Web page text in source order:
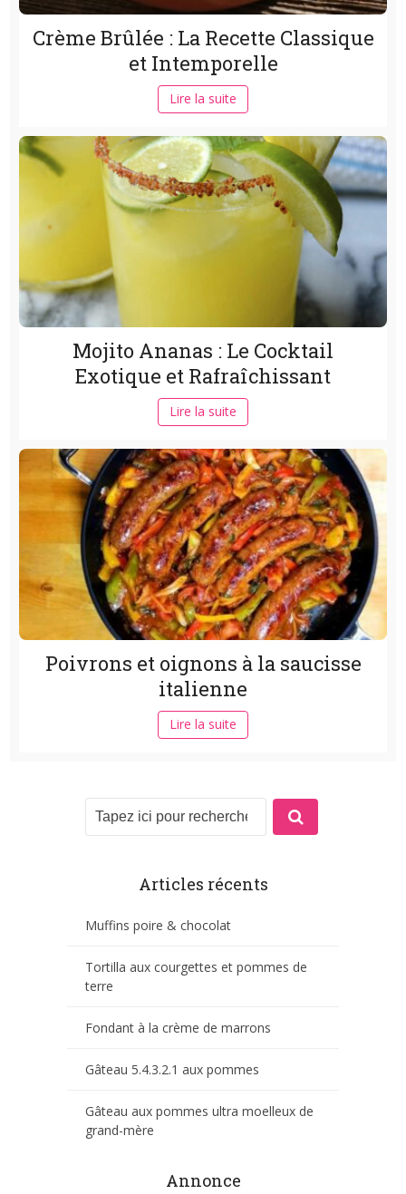
Crème Brûlée : La Recette Classique
et Intemporelle
Lire la suite
Mojito Ananas : Le Cocktail
Exotique et Rafraîchissant
Lire la suite
Poivrons et oignons à la saucisse
italienne
Lire la suite
Articles récents
Muffins poire & chocolat
Tortilla aux courgettes et pommes de
terre
Fondant à la crème de marrons
Gâteau 5.4.3.2.1 aux pommes
Gâteau aux pommes ultra moelleux de
grand-mère
Annonce